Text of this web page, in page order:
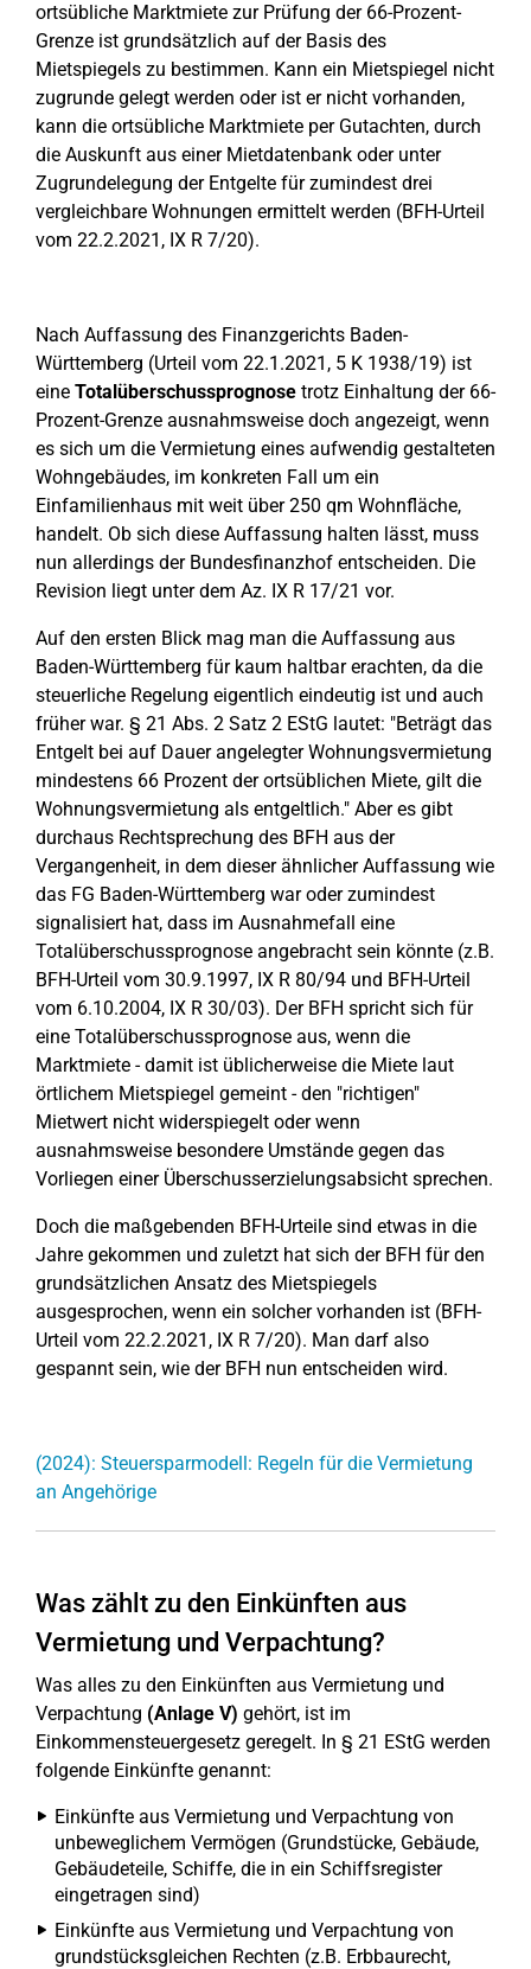
ortsübliche Marktmiete zur Prüfung der 66-Prozent-
Grenze ist grundsätzlich auf der Basis des
Mietspiegels zu bestimmen. Kann ein Mietspiegel nicht
zugrunde gelegt werden oder ist er nicht vorhanden,
kann die ortsübliche Marktmiete per Gutachten, durch
die Auskunft aus einer Mietdatenbank oder unter
Zugrundelegung der Entgelte für zumindest drei
vergleichbare Wohnungen ermittelt werden (BFH-Urteil
vom 22.2.2021, IX R 7/20).
Nach Auffassung des Finanzgerichts Baden-
Württemberg (Urteil vom 22.1.2021, 5 K 1938/19) ist
eine Totalüberschussprognose trotz Einhaltung der 66-
Prozent-Grenze ausnahmsweise doch angezeigt, wenn
es sich um die Vermietung eines aufwendig gestalteten
Wohngebäudes, im konkreten Fall um ein
Einfamilienhaus mit weit über 250 qm Wohnfläche,
handelt. Ob sich diese Auffassung halten lässt, muss
nun allerdings der Bundesfinanzhof entscheiden. Die
Revision liegt unter dem Az. IX R 17/21 vor.
Auf den ersten Blick mag man die Auffassung aus
Baden-Württemberg für kaum haltbar erachten, da die
steuerliche Regelung eigentlich eindeutig ist und auch
früher war. § 21 Abs. 2 Satz 2 EStG lautet: "Beträgt das
Entgelt bei auf Dauer angelegter Wohnungsvermietung
mindestens 66 Prozent der ortsüblichen Miete, gilt die
Wohnungsvermietung als entgeltlich." Aber es gibt
durchaus Rechtsprechung des BFH aus der
Vergangenheit, in dem dieser ähnlicher Auffassung wie
das FG Baden-Württemberg war oder zumindest
signalisiert hat, dass im Ausnahmefall eine
Totalüberschussprognose angebracht sein könnte (z.B.
BFH-Urteil vom 30.9.1997, IX R 80/94 und BFH-Urteil
vom 6.10.2004, IX R 30/03). Der BFH spricht sich für
eine Totalüberschussprognose aus, wenn die
Marktmiete - damit ist üblicherweise die Miete laut
örtlichem Mietspiegel gemeint - den "richtigen"
Mietwert nicht widerspiegelt oder wenn
ausnahmsweise besondere Umstände gegen das
Vorliegen einer Überschusserzielungsabsicht sprechen.
Doch die maßgebenden BFH-Urteile sind etwas in die
Jahre gekommen und zuletzt hat sich der BFH für den
grundsätzlichen Ansatz des Mietspiegels
ausgesprochen, wenn ein solcher vorhanden ist (BFH-
Urteil vom 22.2.2021, IX R 7/20). Man darf also
gespannt sein, wie der BFH nun entscheiden wird.
(2024): Steuersparmodell: Regeln für die Vermietung
an Angehörige
Was zählt zu den Einkünften aus
Vermietung und Verpachtung?
Was alles zu den Einkünften aus Vermietung und
Verpachtung (Anlage V) gehört, ist im
Einkommensteuergesetz geregelt. In § 21 EStG werden
folgende Einkünfte genannt:
Einkünfte aus Vermietung und Verpachtung von
unbeweglichem Vermögen (Grundstücke, Gebäude,
Gebäudeteile, Schiffe, die in ein Schiffsregister
eingetragen sind)
Einkünfte aus Vermietung und Verpachtung von
grundstücksgleichen Rechten (z.B. Erbbaurecht,